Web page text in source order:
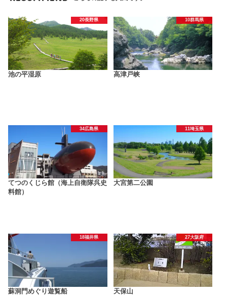
20長野県
池の平湿原
10群馬県
高津戸峡
34広島県
てつのくじら館（海上自衛隊呉史
料館）
11埼玉県
大宮第二公園
18福井県
蘇洞門めぐり遊覧船
27大阪府
天保山